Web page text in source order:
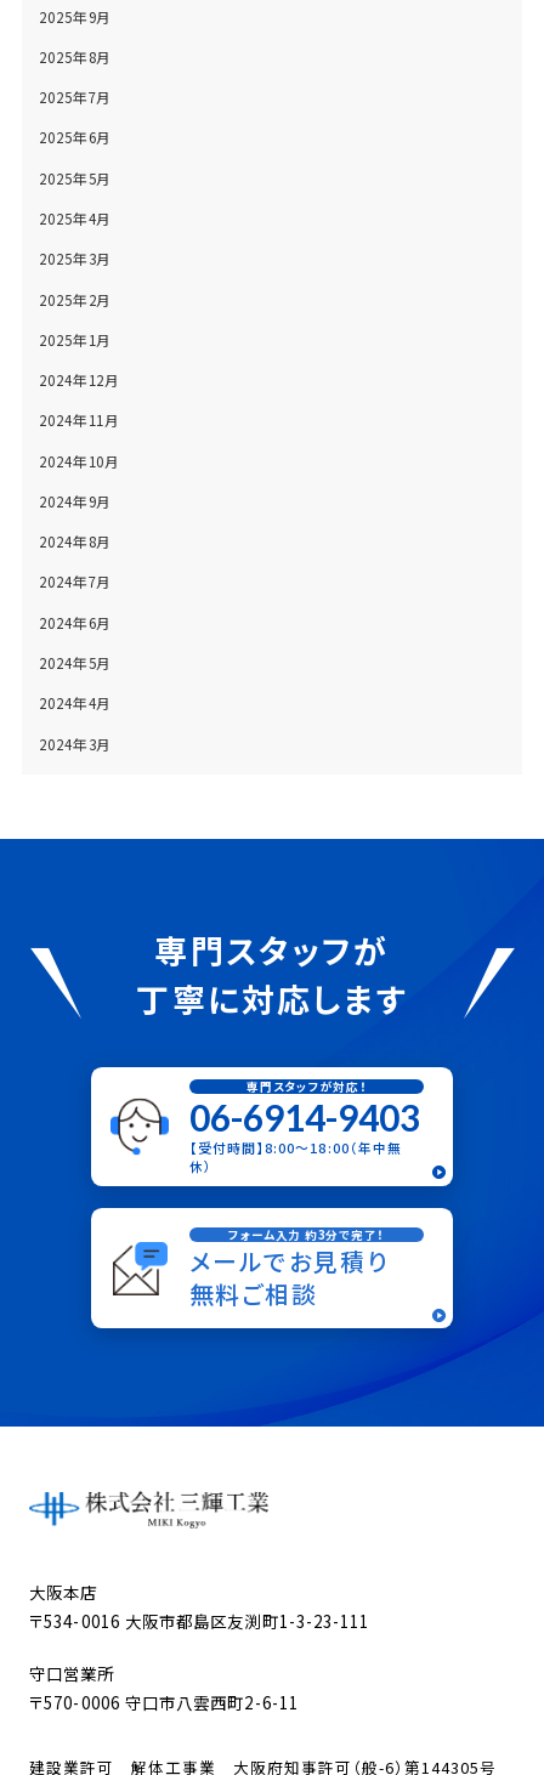
2025年9月
2025年8月
2025年7月
2025年6月
2025年5月
2025年4月
2025年3月
2025年2月
2025年1月
2024年12月
2024年11月
2024年10月
2024年9月
2024年8月
2024年7月
2024年6月
2024年5月
2024年4月
2024年3月
専門スタッフが
丁寧に対応します
専門スタッフが対応！
06-6914-9403
【受付時間】8:00〜18:00（年中無
休）
フォーム入力 約3分で完了！
メールでお見積り
無料ご相談
大阪本店
〒534-0016 大阪市都島区友渕町1-3-23-111
守口営業所
〒570-0006 守口市八雲西町2-6-11
建設業許可 解体工事業 大阪府知事許可（般-6）第144305号